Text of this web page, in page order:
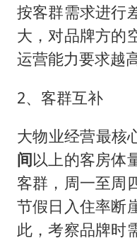
按客群需求进行
大，对品牌方的
运营能力要求越高
2、客群互补
大物业经营最核
间以上的客房体
客群，周一至周
节假日入住率断
此，考察品牌时